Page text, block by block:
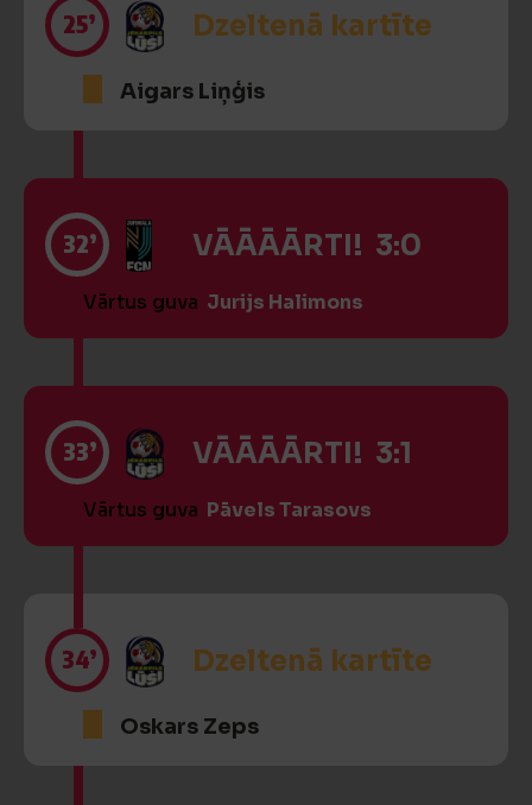
25’ Dzeltenā kartīte
Aigars Liņģis
32’ VĀĀĀĀRTI! 3:0
Vārtus guva Jurijs Halimons
33’ VĀĀĀĀRTI! 3:1
Vārtus guva Pāvels Tarasovs
34’ Dzeltenā kartīte
Oskars Zeps